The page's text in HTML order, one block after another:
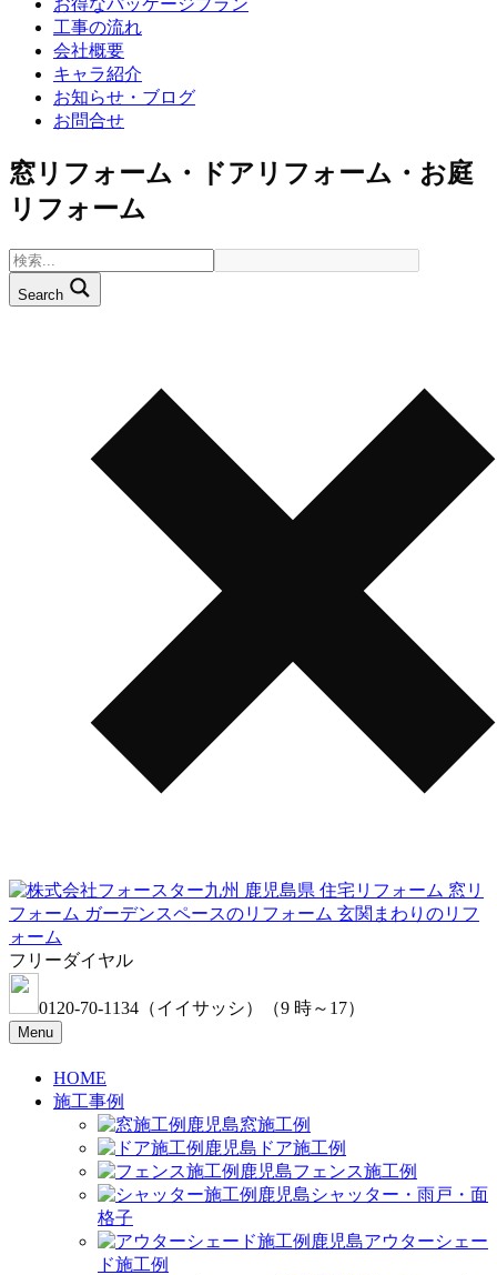
工事の流れ
会社概要
キャラ紹介
お知らせ・ブログ
お問合せ
窓リフォーム・ドアリフォーム・お庭
リフォーム
Search
フリーダイヤル
0120-70-1134 （イイサッシ） （9 時～17）
Menu
HOME
施工事例
窓施工例
ドア施工例
フェンス施工例
シャッター・雨戸・面
格子
アウターシェー
ド施工例